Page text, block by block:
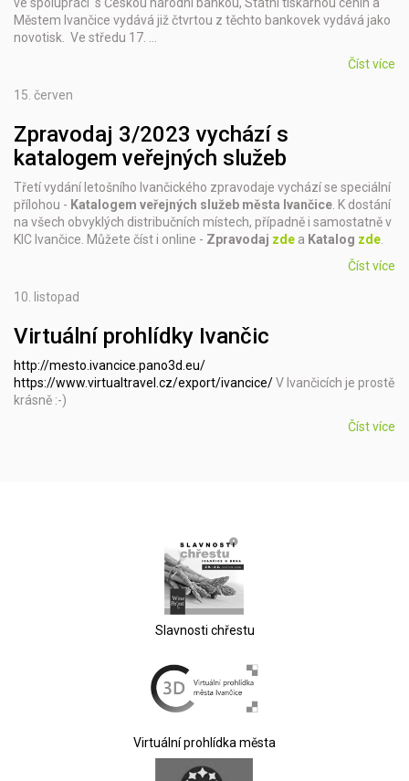
Městem Ivančice vydává již čtvrtou z těchto bankovek vydává jako
novotisk. Ve středu 17. …
Číst více
15. červen
Zpravodaj 3/2023 vychází s
katalogem veřejných služeb
Třetí vydání letošního Ivančického zpravodaje vychází se speciální
přílohou - Katalogem veřejných služeb města Ivančice . K dostání
na všech obvyklých distribučních místech, případně i samostatně v
KIC Ivančice. Můžete číst i online - Zpravodaj zde a Katalog zde
Číst více
10. listopad
Virtuální prohlídky Ivančic
http://mesto.ivancice.pano3d.eu/
https://www.virtualtravel.cz/export/ivancice/V Ivančicích je prostě
krásně :-)
Číst více
Slavnosti chřestu
Virtuální prohlídka města